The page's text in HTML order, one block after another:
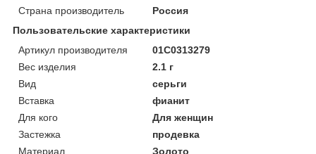
Страна производитель
Россия
Пользовательские характеристики
Артикул производителя
01С0313279
Вес изделия
2.1 г
Вид
серьги
Вставка
фианит
Для кого
Для женщин
Застежка
продевка
Материал
Золото